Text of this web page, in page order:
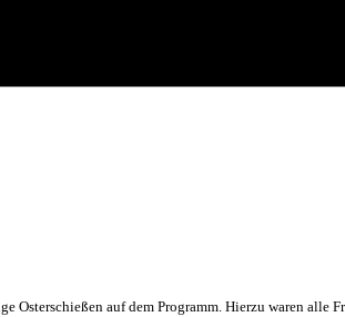
Osterschießen auf dem Programm. Hierzu waren alle